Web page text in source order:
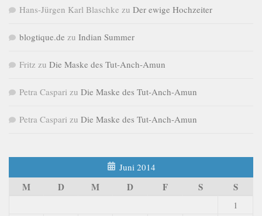
Hans-Jürgen Karl Blaschke zu Der ewige Hochzeiter
blogtique.de zu Indian Summer
Fritz zu Die Maske des Tut-Anch-Amun
Petra Caspari zu Die Maske des Tut-Anch-Amun
Petra Caspari zu Die Maske des Tut-Anch-Amun
Juni 2014
M D M D F S S
1